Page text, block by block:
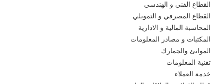
القطاع الفني و الهندسي
القطاع المصرفي و التمويلي
المحاسبة المالية و الادارية
المكتبات و مصادر المعلومات
الموانئ والجمارك
تقنية المعلومات
خدمة العملاء